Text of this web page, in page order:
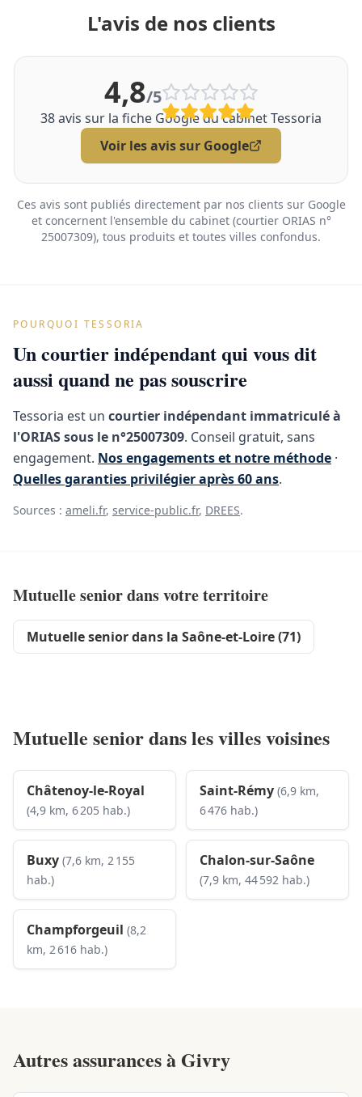
L'avis de nos clients
4,8/5
38avis sur la fiche Google du cabinet Tessoria
Voir les avis sur Google
Ces avis sont publiés directement par nos clients sur Google
et concernent l'ensemble du cabinet (courtier ORIAS n°
25007309), tous produits et toutes villes confondus.
POURQUOI TESSORIA
Un courtier indépendant qui vous dit
aussi quand ne pas souscrire
Tessoria est un courtier indépendant immatriculé à
l'ORIAS sous le n°25007309. Conseil gratuit, sans
engagement. Nos engagements et notre méthode ·
Quelles garanties privilégier après 60 ans.
Sources : ameli.fr, service-public.fr, DREES.
Mutuelle senior dans votre territoire
Mutuelle senior dans la Saône-et-Loire (71)
Mutuelle senior dans les villes voisines
Châtenoy-le-Royal
(4,9 km, 6 205 hab.)
Saint-Rémy (6,9 km,
6 476 hab.)
Buxy (7,6 km, 2 155
hab.)
Chalon-sur-Saône
(7,9 km, 44 592 hab.)
Champforgeuil (8,2
km, 2 616 hab.)
Autres assurances à Givry